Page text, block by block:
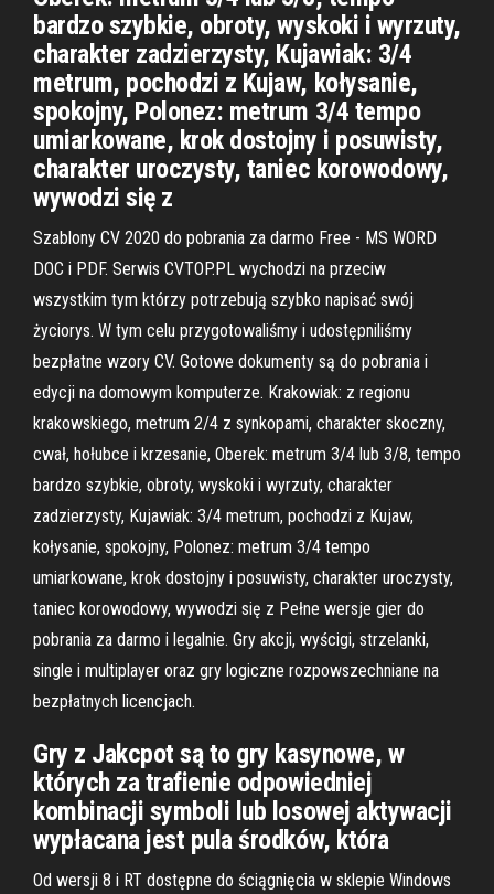
bardzo szybkie, obroty, wyskoki i wyrzuty,
charakter zadzierzysty, Kujawiak: 3/4
metrum, pochodzi z Kujaw, kołysanie,
spokojny, Polonez: metrum 3/4 tempo
umiarkowane, krok dostojny i posuwisty,
charakter uroczysty, taniec korowodowy,
wywodzi się z
Szablony CV 2020 do pobrania za darmo Free - MS WORD
DOC i PDF. Serwis CVTOP.PL wychodzi na przeciw
wszystkim tym którzy potrzebują szybko napisać swój
życiorys. W tym celu przygotowaliśmy i udostępniliśmy
bezpłatne wzory CV. Gotowe dokumenty są do pobrania i
edycji na domowym komputerze. Krakowiak: z regionu
krakowskiego, metrum 2/4 z synkopami, charakter skoczny,
cwał, hołubce i krzesanie, Oberek: metrum 3/4 lub 3/8, tempo
bardzo szybkie, obroty, wyskoki i wyrzuty, charakter
zadzierzysty, Kujawiak: 3/4 metrum, pochodzi z Kujaw,
kołysanie, spokojny, Polonez: metrum 3/4 tempo
umiarkowane, krok dostojny i posuwisty, charakter uroczysty,
taniec korowodowy, wywodzi się z Pełne wersje gier do
pobrania za darmo i legalnie. Gry akcji, wyścigi, strzelanki,
single i multiplayer oraz gry logiczne rozpowszechniane na
bezpłatnych licencjach.
Gry z Jakcpot są to gry kasynowe, w
których za trafienie odpowiedniej
kombinacji symboli lub losowej aktywacji
wypłacana jest pula środków, która
Od wersji 8 i RT dostępne do ściągnięcia w sklepie Windows